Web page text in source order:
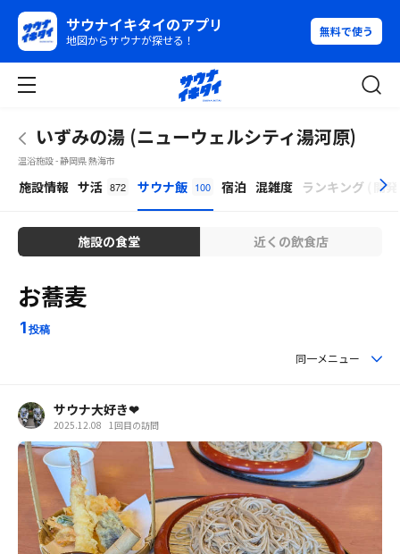
サウナイキタイのアプリ
地図からサウナが探せる！
無料で使う
いずみの湯 (ニューウェルシティ湯河原)
温浴施設 - 静岡県 熱海市
施設情報 サ活 872 サウナ飯 100 宿泊 混雑度 ランキング 開
施設の食堂 近くの飲食店
お蕎麦
1 投稿
同一メニュー
サウナ大好き❤
2025.12.08 1回目の訪問